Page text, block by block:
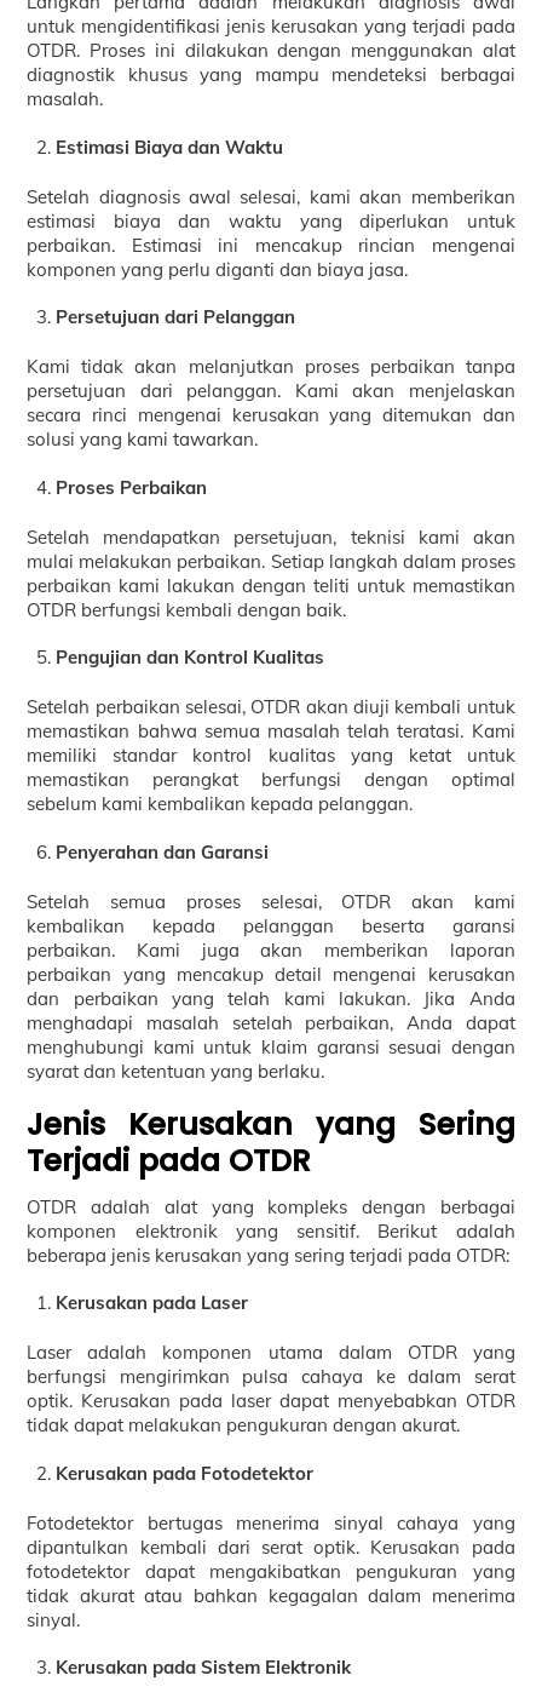
untuk mengidentifikasi jenis kerusakan yang terjadi pada
OTDR. Proses ini dilakukan dengan menggunakan alat
diagnostik khusus yang mampu mendeteksi berbagai
masalah.
Estimasi Biaya dan Waktu
Setelah diagnosis awal selesai, kami akan memberikan
estimasi biaya dan waktu yang diperlukan untuk
perbaikan. Estimasi ini mencakup rincian mengenai
komponen yang perlu diganti dan biaya jasa.
Persetujuan dari Pelanggan
Kami tidak akan melanjutkan proses perbaikan tanpa
persetujuan dari pelanggan. Kami akan menjelaskan
secara rinci mengenai kerusakan yang ditemukan dan
solusi yang kami tawarkan.
Proses Perbaikan
Setelah mendapatkan persetujuan, teknisi kami akan
mulai melakukan perbaikan. Setiap langkah dalam proses
perbaikan kami lakukan dengan teliti untuk memastikan
OTDR berfungsi kembali dengan baik.
Pengujian dan Kontrol Kualitas
Setelah perbaikan selesai, OTDR akan diuji kembali untuk
memastikan bahwa semua masalah telah teratasi. Kami
memiliki standar kontrol kualitas yang ketat untuk
memastikan perangkat berfungsi dengan optimal
sebelum kami kembalikan kepada pelanggan.
Penyerahan dan Garansi
Setelah semua proses selesai, OTDR akan kami
kembalikan kepada pelanggan beserta garansi
perbaikan. Kami juga akan memberikan laporan
perbaikan yang mencakup detail mengenai kerusakan
dan perbaikan yang telah kami lakukan. Jika Anda
menghadapi masalah setelah perbaikan, Anda dapat
menghubungi kami untuk klaim garansi sesuai dengan
syarat dan ketentuan yang berlaku.
Jenis Kerusakan yang Sering
Terjadi pada OTDR
OTDR adalah alat yang kompleks dengan berbagai
komponen elektronik yang sensitif. Berikut adalah
beberapa jenis kerusakan yang sering terjadi pada OTDR:
Kerusakan pada Laser
Laser adalah komponen utama dalam OTDR yang
berfungsi mengirimkan pulsa cahaya ke dalam serat
optik. Kerusakan pada laser dapat menyebabkan OTDR
tidak dapat melakukan pengukuran dengan akurat.
Kerusakan pada Fotodetektor
Fotodetektor bertugas menerima sinyal cahaya yang
dipantulkan kembali dari serat optik. Kerusakan pada
fotodetektor dapat mengakibatkan pengukuran yang
tidak akurat atau bahkan kegagalan dalam menerima
sinyal.
Kerusakan pada Sistem Elektronik